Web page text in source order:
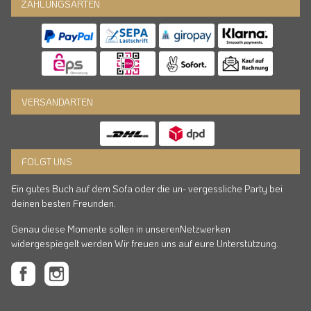
ZAHLUNGSARTEN
VERSANDARTEN
FOLGT UNS
Ein gutes Buch auf dem Sofa oder die un- vergessliche Party bei
deinen besten Freunden.
Genau diese Momente sollen in unserenNetzwerken
widergespiegelt werden Wir freuen uns auf eure Unterstützung.